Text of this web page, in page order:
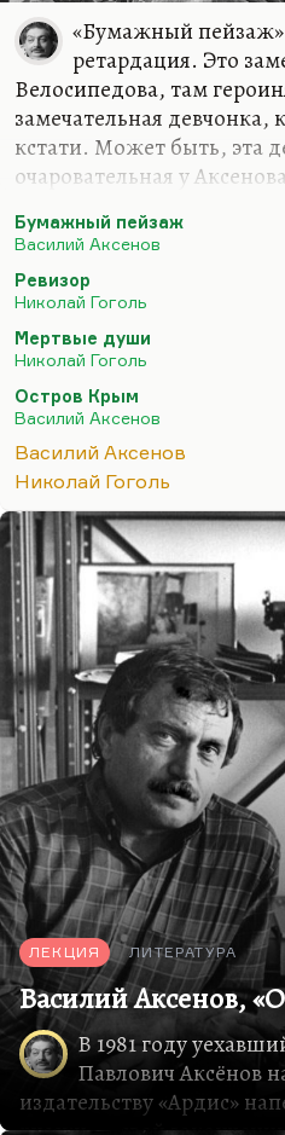
«Бумажный пейзаж»
ретардация. Это
Велосипедова, там
замечательная девчонка,
кстати. Может быть, эта
очаровательная у
Малахитова). Ну и
«Остров Крым» и каким
Собственно, и Гоголю
нужна была «Коляска». В
особенного, nothing
писать «Мертвые души» с
поместного быта, ему
отточить. И…
Бумажный пейзаж
Василий Аксенов
Ревизор
Николай Гоголь
Мертвые души
Николай Гоголь
Остров Крым
Василий Аксенов
Василий Аксенов
Николай Гоголь
ЛЕКЦИЯ ЛИТЕРАТУРА
Василий Аксенов,
В 1981 году
Павлович Аксёнов
издательству «Ардис»